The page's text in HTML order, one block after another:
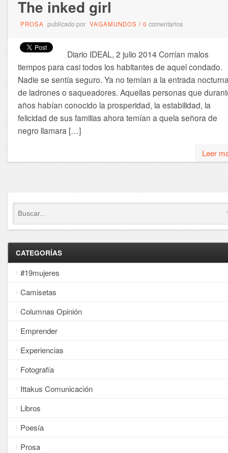
The inked girl
PROSA publicado por VAGAMUNDOS / 0 comentarios
Diario IDEAL, 2 julio 2014 Corrían malos
tiempos para casi todos los habitantes de aquel condado.
Nadie se sentía seguro. Ya no temían a la entrada
de ladrones o saqueadores. Aquellas personas que
años habían conocido la prosperidad, la estabilidad, la
felicidad de sus familias ahora temían a quela señora de
negro llamara […]
Leer
CATEGORÍAS
#19mujeres
Camisetas
Columnas Opinión
Emprender
Experiencias
Fotografía
Ittakus Comunicación
Libros
Poesía
Prosa